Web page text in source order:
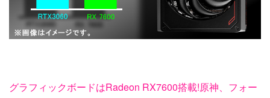
グラフィックボードはRadeon RX7600搭載!原神、フォー